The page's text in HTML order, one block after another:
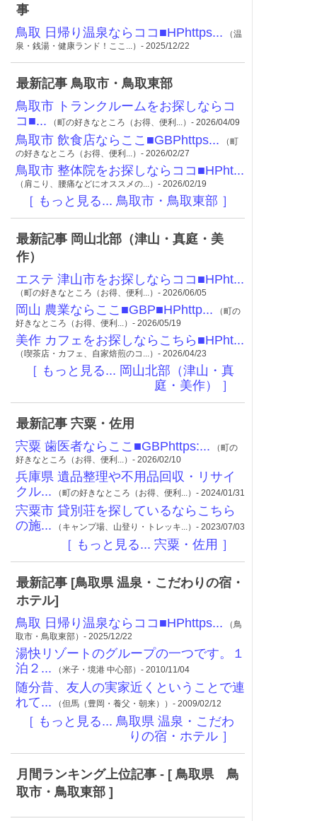
事
鳥取 日帰り温泉ならココ■HPhttps... （温
泉・銭湯・健康ランド！ここ...）- 2025/12/22
最新記事 鳥取市・鳥取東部
鳥取市 トランクルームをお探しならコ
コ■... （町の好きなところ（お得、便利...）- 2026/04/09
鳥取市 飲食店ならここ■GBPhttps... （町
の好きなところ（お得、便利...）- 2026/02/27
鳥取市 整体院をお探しならココ■HPht...
（肩こり、腰痛などにオススメの...）- 2026/02/19
［ もっと見る... 鳥取市・鳥取東部 ］
最新記事 岡山北部（津山・真庭・美
作）
エステ 津山市をお探しならココ■HPht...
（町の好きなところ（お得、便利...）- 2026/06/05
岡山 農業ならここ■GBP■HPhttp... （町の
好きなところ（お得、便利...）- 2026/05/19
美作 カフェをお探しならこちら■HPht...
（喫茶店・カフェ、自家焙煎のコ...）- 2026/04/23
［ もっと見る... 岡山北部（津山・真
庭・美作） ］
最新記事 宍粟・佐用
宍粟 歯医者ならここ■GBPhttps:... （町の
好きなところ（お得、便利...）- 2026/02/10
兵庫県 遺品整理や不用品回収・リサイ
クル... （町の好きなところ（お得、便利...）- 2024/01/31
宍粟市 貸別荘を探しているならこちら
の施... （キャンプ場、山登り・トレッキ...）- 2023/07/03
［ もっと見る... 宍粟・佐用 ］
最新記事 [鳥取県 温泉・こだわりの宿・
ホテル]
鳥取 日帰り温泉ならココ■HPhttps... （鳥
取市・鳥取東部）- 2025/12/22
湯快リゾートのグループの一つです。１
泊２... （米子・境港 中心部）- 2010/11/04
随分昔、友人の実家近くということで連
れて... （但馬（豊岡・養父・朝来））- 2009/02/12
［ もっと見る... 鳥取県 温泉・こだわ
りの宿・ホテル ］
月間ランキング上位記事 - [ 鳥取県 鳥
取市・鳥取東部 ]